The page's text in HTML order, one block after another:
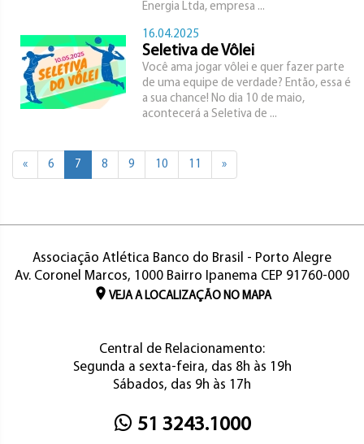
Energia Ltda, empresa ...
16.04.2025
Seletiva de Vôlei
Você ama jogar vôlei e quer fazer parte
de uma equipe de verdade? Então, essa é
a sua chance! No dia 10 de maio,
acontecerá a Seletiva de ...
« 6 7 8 9 10 11 »
Associação Atlética Banco do Brasil - Porto Alegre
Av. Coronel Marcos, 1000 Bairro Ipanema CEP 91760-000
VEJA A LOCALIZAÇÃO NO MAPA
Central de Relacionamento:
Segunda a sexta-feira, das 8h às 19h
Sábados, das 9h às 17h
51 3243.1000